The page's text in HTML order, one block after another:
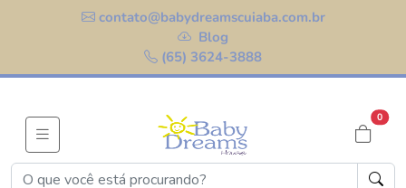
contato@babydreamscuiaba.com.br
Blog
(65) 3624-3888
0